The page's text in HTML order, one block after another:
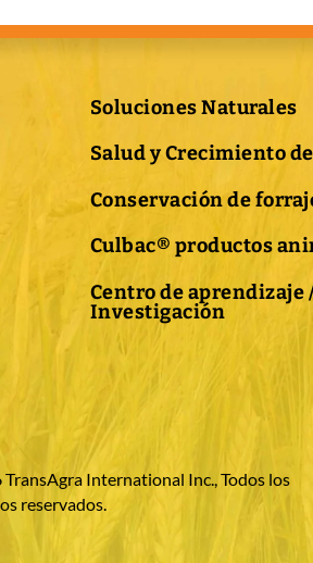
Soluciones Naturales
Salud y Crecimiento
Conservación de
Culbac® productos
Centro de aprendizaje
Investigación
International Inc., Todos los
reservados.